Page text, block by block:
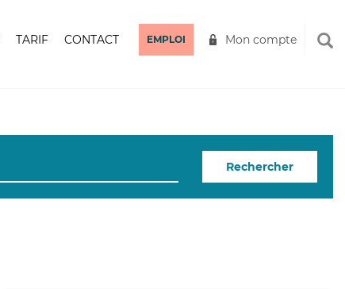
TARIF CONTACT EMPLOI Mon compte
Rechercher